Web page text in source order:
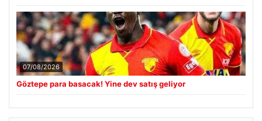
07/08/2026
Göztepe para basacak! Yine dev satış geliyor